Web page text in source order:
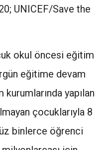
UNICEF/Save the
okul öncesi eğitim
eğitime devam
yapılan
çocuklarıyla 8
binlerce öğrenci